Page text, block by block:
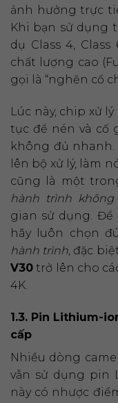
ảnh hưởng trực
Khi bạn sử dụng
dụ Class 4,
chất lượng cao
gọi là “nghẽn cổ
Lúc này, chip xử
tục để nén và cố
không đủ
lên bộ xử lý, làm
cũng là một
hành trình
gian sử dụng. Để
hãy luôn chọn
hành trình , đặc
V30 trở lên cho
4K.
1.3. Pin Lithium-
cấp
Nhiều dòng
vẫn sử dụng pin
này có nhược